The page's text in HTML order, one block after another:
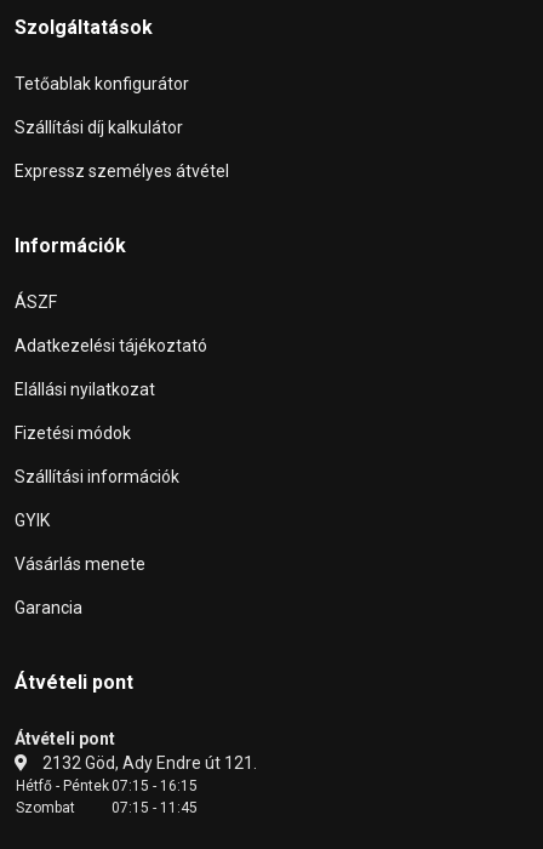
Szolgáltatások
Tetőablak konfigurátor
Szállítási díj kalkulátor
Expressz személyes átvétel
Információk
ÁSZF
Adatkezelési tájékoztató
Elállási nyilatkozat
Fizetési módok
Szállítási információk
GYIK
Vásárlás menete
Garancia
Átvételi pont
Átvételi pont
2132 Göd, Ady Endre út 121.
Hétfő - Péntek07:15 - 16:15
Szombat
07:15 - 11:45